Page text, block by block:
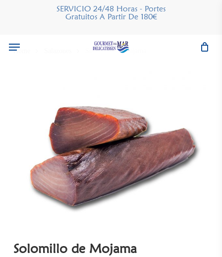
content
SERVICIO 24/48 Horas - Portes
Gratuitos A Partir De 180€
Menu
Home Solomillo de Mojama
Solomillo de Mojama